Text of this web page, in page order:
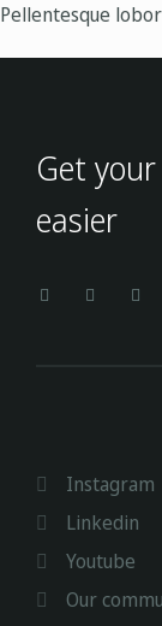
Pellentesque
Get
easier
Instagram
Linkedin
Youtube
Our